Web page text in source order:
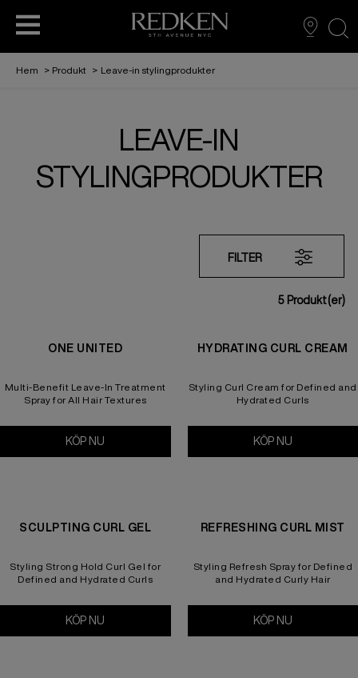
HÅRVÅRD
STYLING
HÅRFÄRG
HÅRVÅRD
EDUCATION
VÅR HISTORIA
Hem > Produkt > Leave-in stylingprodukter
LEAVE-IN
STYLINGPRODUKTER
5Produkt(er)
FILTER
ONE UNITED
Multi-Benefit Leave-In Treatment
Spray for All Hair Textures
KÖP NU
HYDRATING CURL CREAM
Styling Curl Cream for Defined and
Hydrated Curls
KÖP NU
SCULPTING CURL GEL
Styling Strong Hold Curl Gel for
Defined and Hydrated Curls
KÖP NU
REFRESHING CURL MIST
Styling Refresh Spray for Defined
and Hydrated Curly Hair
KÖP NU